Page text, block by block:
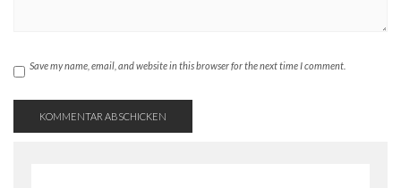
Save my name, email, and website in this browser for the next time I comment.